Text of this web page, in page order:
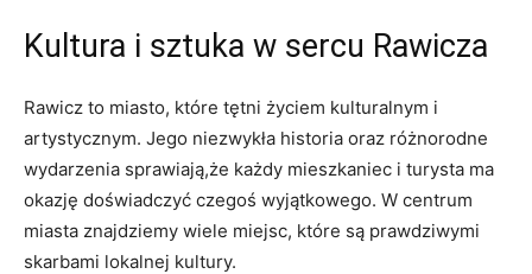
Kultura i sztuka w sercu Rawicza
Rawicz to miasto, które tętni życiem kulturalnym i
artystycznym. Jego niezwykła historia oraz różnorodne
wydarzenia sprawiają,że każdy mieszkaniec i turysta ma
okazję doświadczyć czegoś wyjątkowego. W centrum
miasta znajdziemy wiele miejsc, które są prawdziwymi
skarbami lokalnej kultury.